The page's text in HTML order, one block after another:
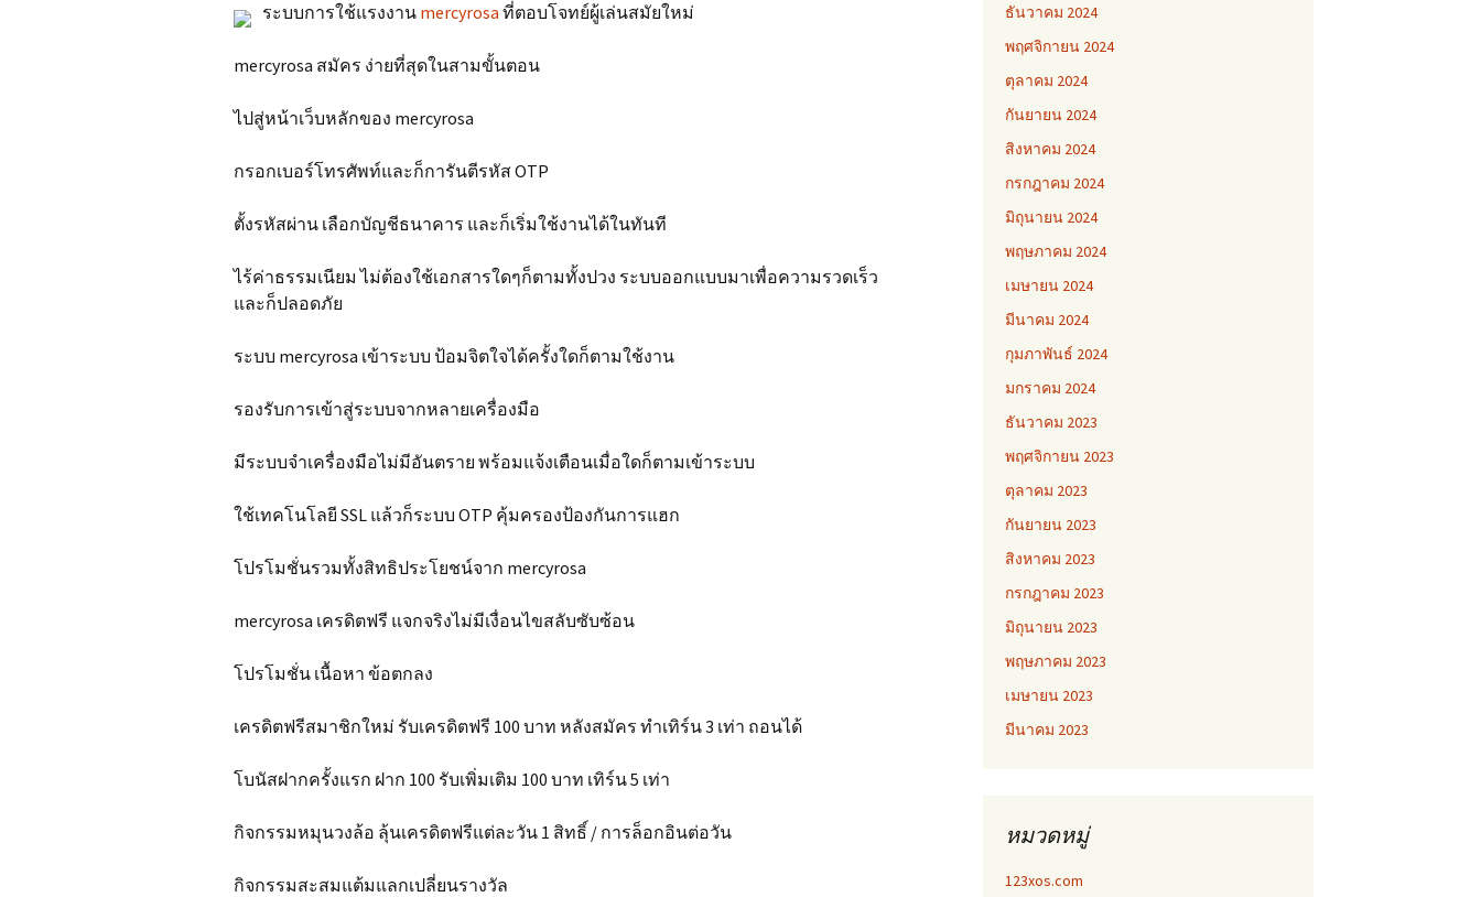
ระบบการใช้แรงงาน mercyrosa ที่ตอบโจทย์ผู้เล่นสมัยใหม่
mercyrosa สมัคร ง่ายที่สุดในสามขั้นตอน
ไปสู่หน้าเว็บหลักของ mercyrosa
กรอกเบอร์โทรศัพท์และก็การันตีรหัส OTP
ตั้งรหัสผ่าน เลือกบัญชีธนาคาร และก็เริ่มใช้งานได้ในทันที
ไร้ค่าธรรมเนียม ไม่ต้องใช้เอกสารใดๆก็ตามทั้งปวง ระบบออกแบบมาเพื่อความรวดเร็ว
และก็ปลอดภัย
ระบบ mercyrosa เข้าระบบ ป้อมจิตใจได้ครั้งใดก็ตามใช้งาน
รองรับการเข้าสู่ระบบจากหลายเครื่องมือ
มีระบบจำเครื่องมือไม่มีอันตราย พร้อมแจ้งเตือนเมื่อใดก็ตามเข้าระบบ
ใช้เทคโนโลยี SSL แล้วก็ระบบ OTP คุ้มครองป้องกันการแฮก
โปรโมชั่นรวมทั้งสิทธิประโยชน์จาก mercyrosa
mercyrosa เครดิตฟรี แจกจริงไม่มีเงื่อนไขสลับซับซ้อน
โปรโมชั่น เนื้อหา ข้อตกลง
เครดิตฟรีสมาชิกใหม่ รับเครดิตฟรี 100 บาท หลังสมัคร ทำเทิร์น 3 เท่า ถอนได้
โบนัสฝากครั้งแรก ฝาก 100 รับเพิ่มเติม 100 บาท เทิร์น 5 เท่า
กิจกรรมหมุนวงล้อ ลุ้นเครดิตฟรีแต่ละวัน 1 สิทธิ์ / การล็อกอินต่อวัน
กิจกรรมสะสมแต้มแลกเปลี่ยนรางวัล
ธันวาคม 2024
พฤศจิกายน 2024
ตุลาคม 2024
กันยายน 2024
สิงหาคม 2024
กรกฎาคม 2024
มิถุนายน 2024
พฤษภาคม 2024
เมษายน 2024
มีนาคม 2024
กุมภาพันธ์ 2024
มกราคม 2024
ธันวาคม 2023
พฤศจิกายน 2023
ตุลาคม 2023
กันยายน 2023
สิงหาคม 2023
กรกฎาคม 2023
มิถุนายน 2023
พฤษภาคม 2023
เมษายน 2023
มีนาคม 2023
หมวดหมู่
123xos.com